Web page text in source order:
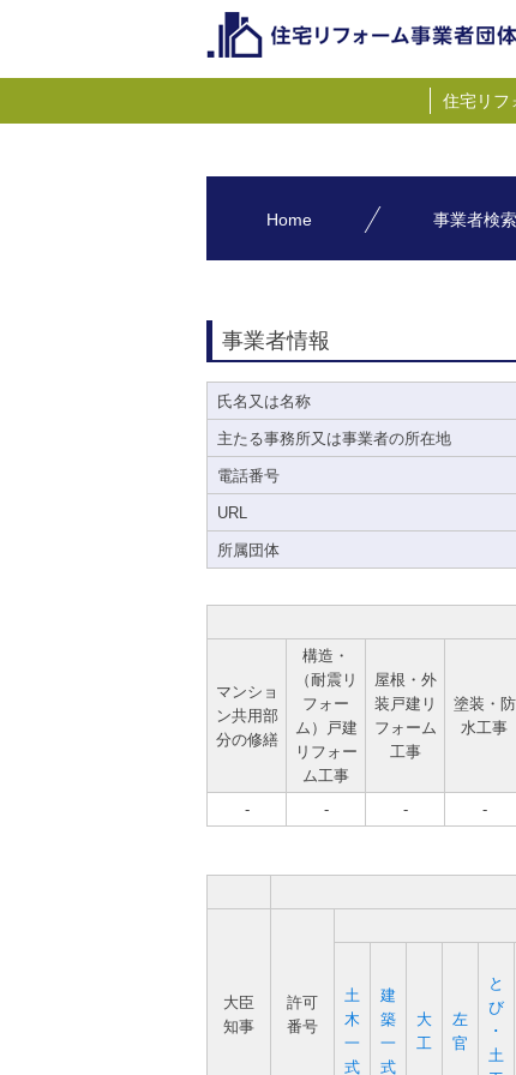
住宅リフ
Home 事業者検索
事業者情報
氏名又は名称
主たる事務所又は事業者の所在地
電話番号
URL
所属団体
マンショ
ン共用部
分の修繕
構造・
（耐震リ
フォー
ム）戸建
リフォー
ム工事
屋根・外
装戸建リ
フォーム
工事
塗装・防
水工事
- - - -
大臣
知事
許可
番号
土
木
一
式
建
築
一
式
大
工
左
官
と
び
･
土